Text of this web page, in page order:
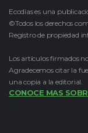
Ecodías es una
©Todos los derechos
Registro de propiedad
Los artículos firmados
Agradecemos citar la
una copia a la editorial.
CONOCE MAS